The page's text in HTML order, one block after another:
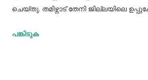
ചെയ്തു. തമിഴ്നാട് തേനി ജില്ലയിലെ
സ്വദേശികളായ ദമ്ബതികളുമാണ്
പങ്കിടുക